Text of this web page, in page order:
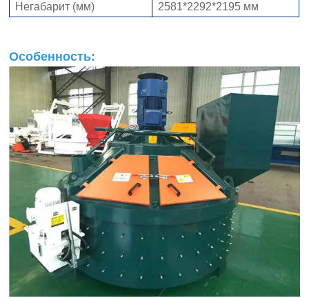
Негабарит (мм)
2581*2292*2195 мм
Особенность: